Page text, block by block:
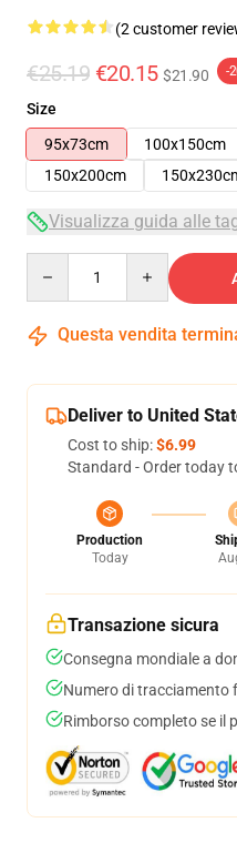
(2 customer
€25.19 €20.15 $21.90 -
Size
95x73cm
100x150cm
150x200cm
Visualizza guida alle
Questa vendita
Deliver to United
Cost to ship:$6.99
Standard - Order today
Production
Today
Transazione sicura
Consegna mondiale a
Numero di tracciamento
Rimborso completo se il